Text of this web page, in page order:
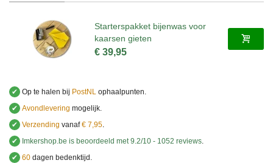
Starterspakket bijenwas voor
kaarsen gieten
€ 39,95
✔ Op te halen bij PostNL ophaalpunten.
✔ Avondlevering mogelijk.
✔ Verzending vanaf€ 7,95.
✔
Imkershop.be is beoordeeld met9.2/10 - 1052 reviews.
✔ 60 dagen bedenktijd.